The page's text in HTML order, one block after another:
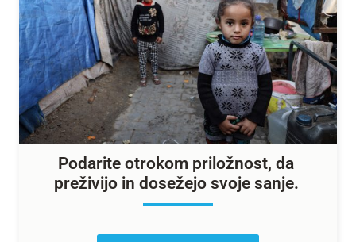
Podarite otrokom priložnost, da
preživijo in dosežejo svoje sanje.